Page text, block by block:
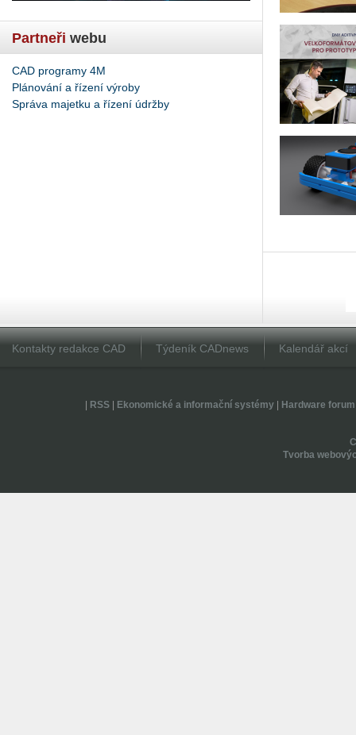
Partneři webu
CAD programy 4M
Plánování a řízení výroby
Správa majetku a řízení údržby
Kontakty redakce CAD Týdeník CADnews Kalendář akcí
RSS| Ekonomické a informační systémy| Hardware forum
Tvorba